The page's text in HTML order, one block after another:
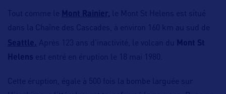
Tout comme le Mont Rainier, le Mont St Helens est situé
dans la Chaîne des Cascades, à environ 160 km au sud de
Seattle. Après 123 ans d’inactivité, le volcan du
Mont St
Helens est entré en éruption le 18 mai 1980.
Cette éruption, égale à 500 fois la bombe larguée sur